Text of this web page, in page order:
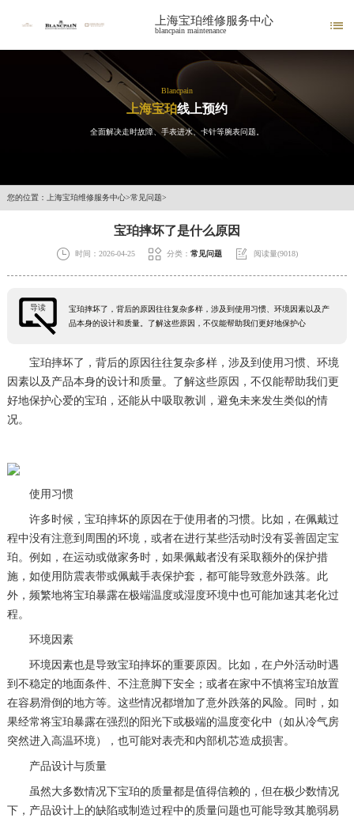
上海宝珀维修服务中心
blancpain maintenance 
Blancpain
上海宝珀线上预约
全面解决走时故障、手表进水、卡针等腕表问题。
您的位置： 上海宝珀维修服务中心>常见问题>
宝珀摔坏了是什么原因
 时间：2026-04-25  分类： 常见问题  阅读量(9018)
导读
宝珀摔坏了，背后的原因往往复杂多样，涉及到使用习惯、环境因素以及产
品本身的设计和质量。了解这些原因，不仅能帮助我们更好地保护心
宝珀摔坏了，背后的原因往往复杂多样，涉及到使用习惯、环境
因素以及产品本身的设计和质量。了解这些原因，不仅能帮助我们更
好地保护心爱的宝珀，还能从中吸取教训，避免未来发生类似的情
况。
使用习惯
许多时候，宝珀摔坏的原因在于使用者的习惯。比如，在佩戴过
程中没有注意到周围的环境，或者在进行某些活动时没有妥善固定宝
珀。例如，在运动或做家务时，如果佩戴者没有采取额外的保护措
施，如使用防震表带或佩戴手表保护套，都可能导致意外跌落。此
外，频繁地将宝珀暴露在极端温度或湿度环境中也可能加速其老化过
程。
环境因素
环境因素也是导致宝珀摔坏的重要原因。比如，在户外活动时遇
到不稳定的地面条件、不注意脚下安全；或者在家中不慎将宝珀放置
在容易滑倒的地方等。这些情况都增加了意外跌落的风险。同时，如
果经常将宝珀暴露在强烈的阳光下或极端的温度变化中（如从冷气房
突然进入高温环境），也可能对表壳和内部机芯造成损害。
产品设计与质量
虽然大多数情况下宝珀的质量都是值得信赖的，但在极少数情况
下，产品设计上的缺陷或制造过程中的质量问题也可能导致其脆弱易